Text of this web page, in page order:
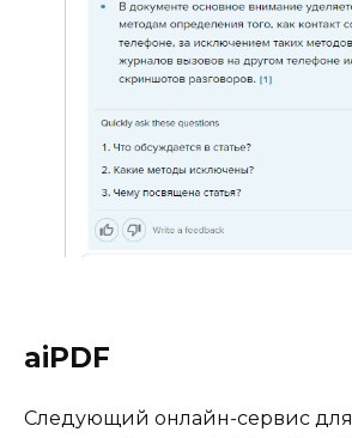
aiPDF
Следующий онлайн-сервис для